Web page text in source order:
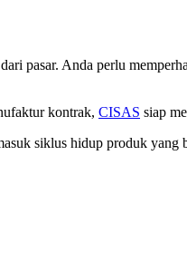
pasar. Anda perlu
kontrak, CISAS siap
siklus hidup produk yang